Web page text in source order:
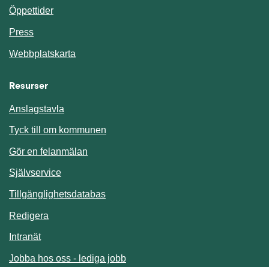
Öppettider
Press
Webbplatskarta
Resurser
Anslagstavla
Tyck till om kommunen
Gör en felanmälan
SjälvserviceLänk till annan webbplats.
TillgänglighetsdatabasLänk till annan webbplats.
Redigera
IntranätLänk till annan webbplats.
Jobba hos oss - lediga jobb